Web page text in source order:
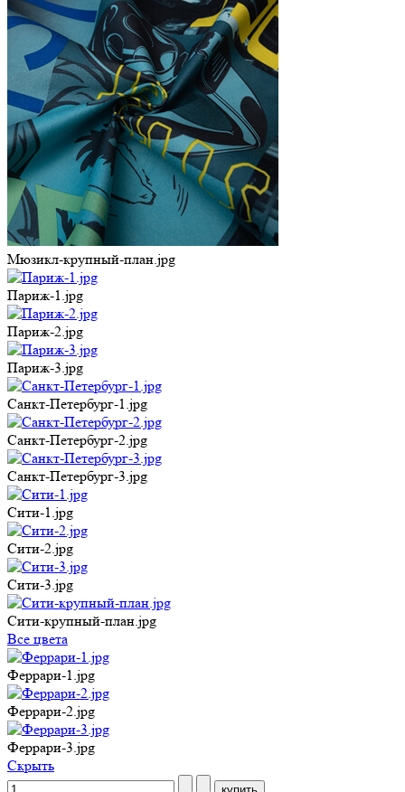
Мюзикл-крупный-план.jpg
Париж-1.jpg
Париж-2.jpg
Париж-3.jpg
Санкт-Петербург-1.jpg
Санкт-Петербург-2.jpg
Санкт-Петербург-3.jpg
Сити-1.jpg
Сити-2.jpg
Сити-3.jpg
Сити-крупный-план.jpg
Все цвета
Феррари-1.jpg
Феррари-2.jpg
Феррари-3.jpg
Cкрыть